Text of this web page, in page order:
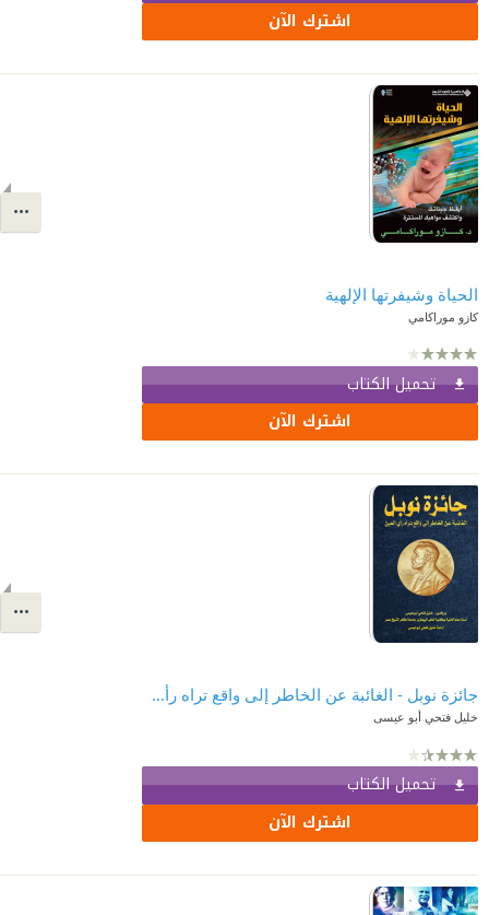
اشترك الآن
الحياة وشيفرتها الإلهية
كازو موراكامي
تحميل الكتاب
اشترك الآن
جائزة نوبل - الغائبة عن الخاطر إلى واقع تراه رأي العين
خليل فتحي أبو عيسى
تحميل الكتاب
اشترك الآن